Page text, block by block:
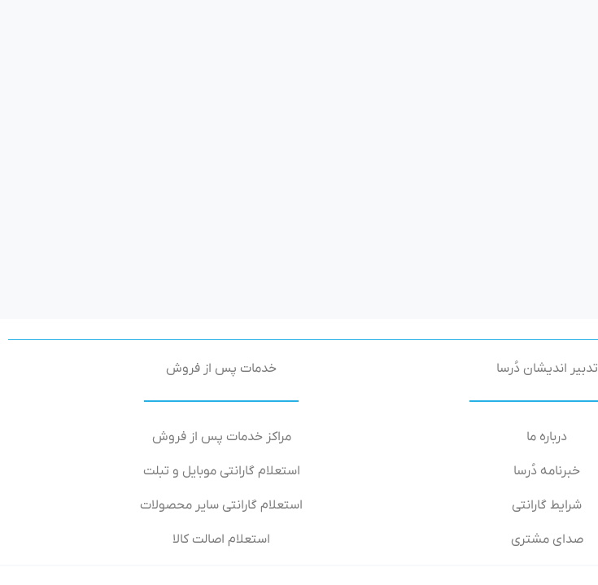
تدبیر اندیشان دُرسا
درباره ما
خبرنامه دُرسا
شرایط گارانتی
صدای مشتری
خدمات پس از فروش
مراکز خدمات پس از فروش
استعلام گارانتی موبایل و تبلت
استعلام گارانتی سایر محصولات
استعلام اصالت کالا